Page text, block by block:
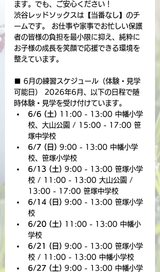
ます。でも、ご安心ください！
渋谷レッドソックスは【当番なし】のチ
ームです。 お仕事や家事でお忙しい保護
者の皆様の負担を最小限に抑え、純粋に
お子様の成長を笑顔で応援できる環境を
整えています。
■ 6月の練習スケジュール（体験・見学
可能日） 2026年6月、以下の日程で随
時体験・見学を受け付けています。
6/6 (土) 11:00 - 13:00 中幡小学
校、大山公園 / 15:00 - 17:00 笹
塚中学校
6/7 (日) 9:00 - 13:00 中幡小学
校、笹塚小学校
6/13 (土) 9:00 - 13:00 笹塚小学
校 / 11:00 - 13:00 大山公園 /
13:00 - 17:00 笹塚中学校
6/14 (日) 9:00 - 13:00 笹塚小学
校
6/20 (土) 11:00 - 13:00 中幡小
学校
6/21 (日) 9:00 - 13:00 笹塚小学
校 / 11:00 - 13:00 中幡小学校
6/27 (土) 9:00 - 13:00 中幡小学